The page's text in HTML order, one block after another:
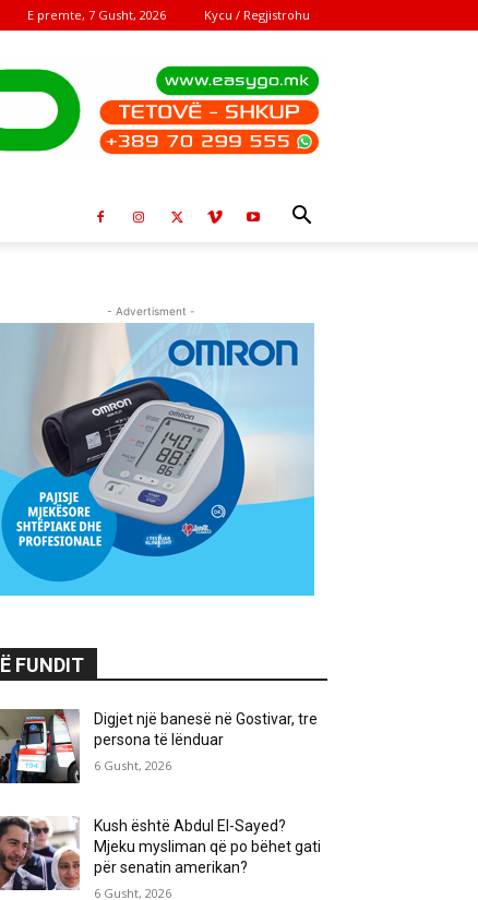
E premte, 7 Gusht, 2026 Kycu / Regjistrohu
- Advertisment -
FUNDIT
Digjet një banesë në Gostivar, tre
persona të lënduar
6 Gusht, 2026
Kush është Abdul El-Sayed?
Mjeku mysliman që po bëhet gati
për senatin amerikan?
6 Gusht, 2026